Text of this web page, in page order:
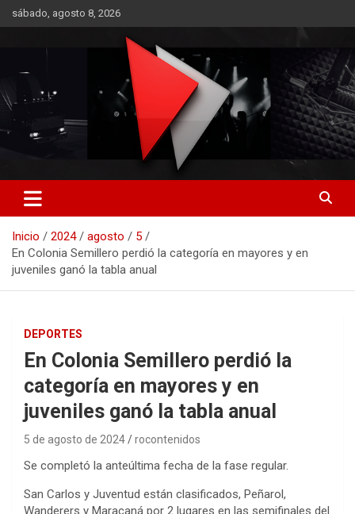
Saltar
al
sábado, agosto 8, 2026
RO CONTENIDOS
Inicio 2024 agosto
5
En Colonia Semillero perdió la categoría en mayores y en
juveniles ganó la tabla anual
DEPORTES
En Colonia Semillero perdió la
categoría en mayores y en
juveniles ganó la tabla anual
5 de agosto de 2024 rocontenidos
Se completó la anteúltima fecha de la fase regular.
San Carlos y Juventud están clasificados, Peñarol,
Wanderers y Maracaná por 2 lugares en las semifinales del